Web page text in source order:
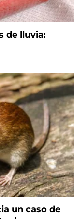
de lluvia:
un caso de